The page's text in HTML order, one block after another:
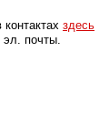
контактахздесь
эл. почты.